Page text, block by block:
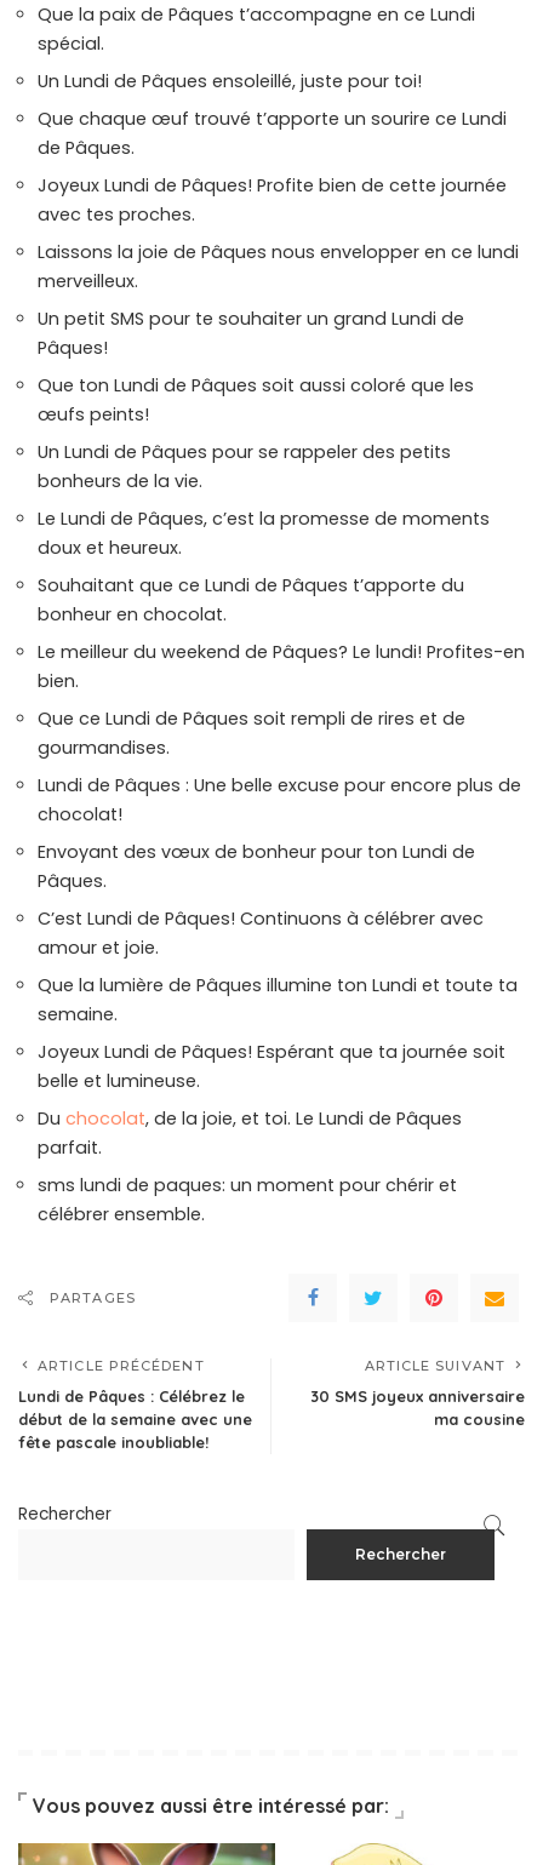
Que la paix de Pâques t’accompagne en ce Lundi
spécial.
Un Lundi de Pâques ensoleillé, juste pour toi!
Que chaque œuf trouvé t’apporte un sourire ce Lundi
de Pâques.
Joyeux Lundi de Pâques! Profite bien de cette journée
avec tes proches.
Laissons la joie de Pâques nous envelopper en ce lundi
merveilleux.
Un petit SMS pour te souhaiter un grand Lundi de
Pâques!
Que ton Lundi de Pâques soit aussi coloré que les
œufs peints!
Un Lundi de Pâques pour se rappeler des petits
bonheurs de la vie.
Le Lundi de Pâques, c’est la promesse de moments
doux et heureux.
Souhaitant que ce Lundi de Pâques t’apporte du
bonheur en chocolat.
Le meilleur du weekend de Pâques? Le lundi! Profites-en
bien.
Que ce Lundi de Pâques soit rempli de rires et de
gourmandises.
Lundi de Pâques : Une belle excuse pour encore plus de
chocolat!
Envoyant des vœux de bonheur pour ton Lundi de
Pâques.
C’est Lundi de Pâques! Continuons à célébrer avec
amour et joie.
Que la lumière de Pâques illumine ton Lundi et toute ta
semaine.
Joyeux Lundi de Pâques! Espérant que ta journée soit
belle et lumineuse.
Du chocolat, de la joie, et toi. Le Lundi de Pâques
parfait.
sms lundi de paques: un moment pour chérir et
célébrer ensemble.
PARTAGES
ARTICLE PRÉCÉDENT
Lundi de Pâques : Célébrez le
début de la semaine avec une
fête pascale inoubliable!
ARTICLE SUIVANT
30 SMS joyeux anniversaire
ma cousine
Rechercher
Rechercher
Vous pouvez aussi être intéressé par: